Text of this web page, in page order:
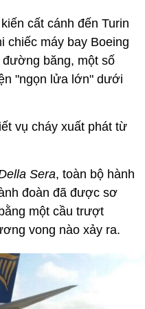
cất cánh ​​đến Turin
chiếc máy bay Boeing
băng, một số
"ngọn lửa lớn" dưới
vụ cháy xuất phát từ
Sera, toàn bộ hành
đoàn đã được sơ
một cầu trượt
vong nào xảy ra.